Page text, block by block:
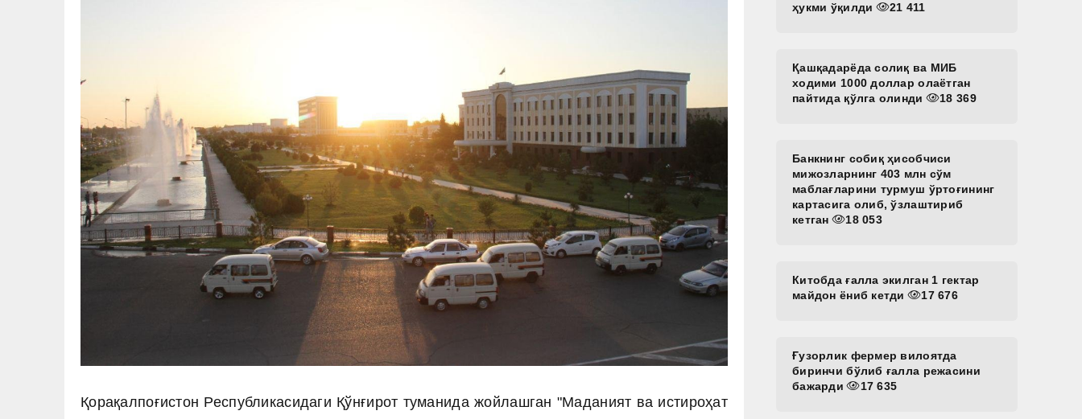
Қорақалпоғистон Республикасидаги Қўнғирот туманида жойлашган "Маданият ва истироҳат
ҳукми ўқилди
21 411
Қашқадарёда солиқ ва МИБ
ходими 1000 доллар олаётган
пайтида қўлга олинди
18 369
Банкнинг собиқ ҳисобчиси
мижозларнинг 403 млн сўм
маблағларини турмуш ўртоғининг
картасига олиб, ўзлаштириб
кетган
18 053
Китобда ғалла экилган 1 гектар
майдон ёниб кетди
17 676
Ғузорлик фермер вилоятда
биринчи бўлиб ғалла режасини
бажарди
17 635